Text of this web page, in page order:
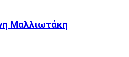
Μαλλιωτάκη